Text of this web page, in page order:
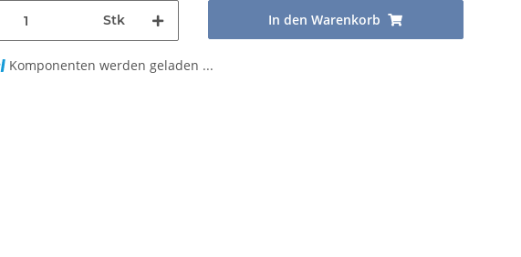
Stk In den Warenkorb
Komponenten werden geladen ...